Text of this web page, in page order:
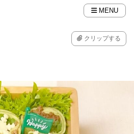
MENU
クリップする